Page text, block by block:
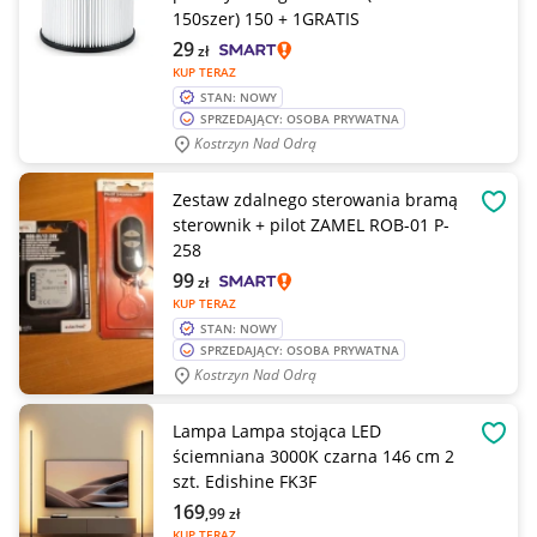
150szer) 150 + 1GRATIS
KUP TERAZ
29zł
STAN: NOWY
SPRZEDAJĄCY: OSOBA PRYWATNA
Kostrzyn Nad Odrą
Zestaw zdalnego sterowania bramą
sterownik + pilot ZAMEL ROB-01 P-
258
KUP TERAZ
99zł
STAN: NOWY
SPRZEDAJĄCY: OSOBA PRYWATNA
Kostrzyn Nad Odrą
Lampa Lampa stojąca LED
ściemniana 3000K czarna 146 cm 2
szt. Edishine FK3F
169,99zł